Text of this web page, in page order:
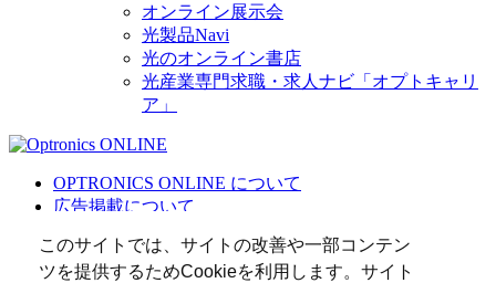
このサイトでは、サイトの改善や一部コンテン
ツを提供するためCookieを利用します。サイト
オンライン展示会
光製品Navi
光のオンライン書店
光産業専門求職・求人ナビ「オプトキャリ
ア」
OPTRONICS ONLINE について
広告掲載について
個人情報
光関連リンク集